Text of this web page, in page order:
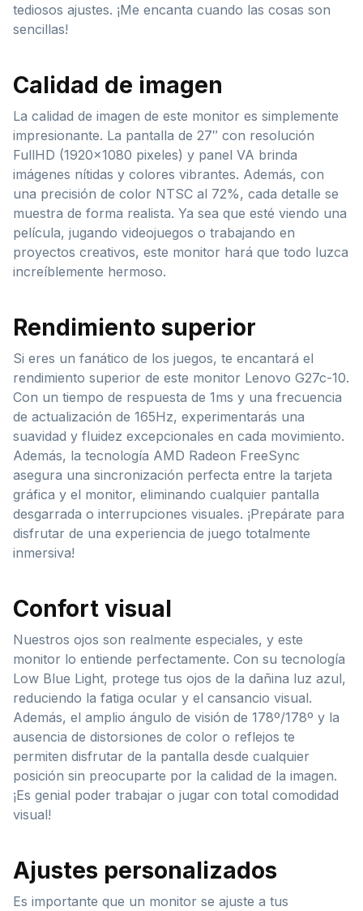
tediosos ajustes. ¡Me encanta cuando las cosas son
sencillas!
Calidad de imagen
La calidad de imagen de este monitor es simplemente
impresionante. La pantalla de 27″ con resolución
FullHD (1920×1080 pixeles) y panel VA brinda
imágenes nítidas y colores vibrantes. Además, con
una precisión de color NTSC al 72%, cada detalle se
muestra de forma realista. Ya sea que esté viendo una
película, jugando videojuegos o trabajando en
proyectos creativos, este monitor hará que todo luzca
increíblemente hermoso.
Rendimiento superior
Si eres un fanático de los juegos, te encantará el
rendimiento superior de este monitor Lenovo G27c-10.
Con un tiempo de respuesta de 1ms y una frecuencia
de actualización de 165Hz, experimentarás una
suavidad y fluidez excepcionales en cada movimiento.
Además, la tecnología AMD Radeon FreeSync
asegura una sincronización perfecta entre la tarjeta
gráfica y el monitor, eliminando cualquier pantalla
desgarrada o interrupciones visuales. ¡Prepárate para
disfrutar de una experiencia de juego totalmente
inmersiva!
Confort visual
Nuestros ojos son realmente especiales, y este
monitor lo entiende perfectamente. Con su tecnología
Low Blue Light, protege tus ojos de la dañina luz azul,
reduciendo la fatiga ocular y el cansancio visual.
Además, el amplio ángulo de visión de 178º/178º y la
ausencia de distorsiones de color o reflejos te
permiten disfrutar de la pantalla desde cualquier
posición sin preocuparte por la calidad de la imagen.
¡Es genial poder trabajar o jugar con total comodidad
visual!
Ajustes personalizados
Es importante que un monitor se ajuste a tus